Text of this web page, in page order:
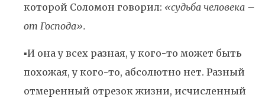
которой Соломон говорил: «судьба человека –
от Господа».
▪️И она у всех разная, у кого-то может быть
похожая, у кого-то, абсолютно нет. Разный
отмеренный отрезок жизни, исчисленный